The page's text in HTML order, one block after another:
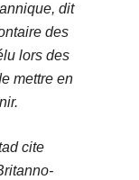
dit
des
lors des
mettre en
cite